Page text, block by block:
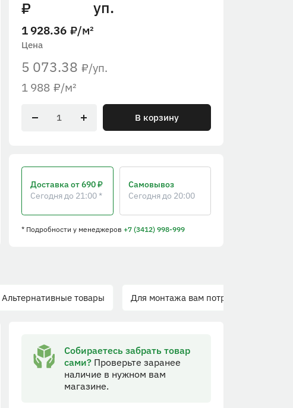
Цена
5 073.38 ₽/уп.
1 988 ₽/м²
₽
уп.
1 928.36 ₽/м²
В корзину
Доставкаот 690 ₽
Сегодня до 21:00 *
Самовывоз
Сегодня до 20:00
* Подробностиу менеджеров+7 (3412) 998-999
Альтернативные товары Для монтажа вам потребуется
Собираетесь забрать товар
сами?Проверьте заранее
наличие в нужном вам
магазине.